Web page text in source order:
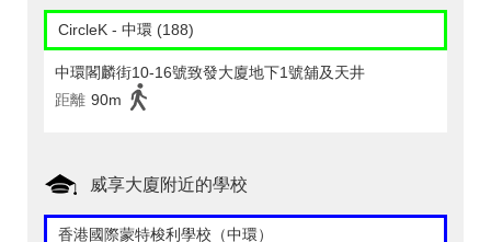
CircleK - 中環 (188)
中環閣麟街10-16號致發大廈地下1號舖及天井
距離 90m
威享大廈附近的學校
香港國際蒙特梭利學校（中環）